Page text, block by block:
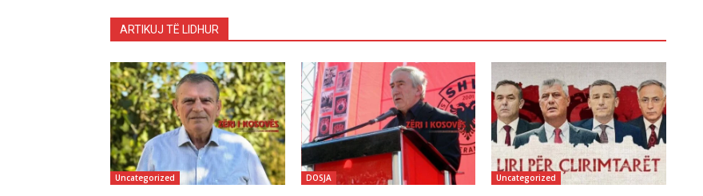
ARTIKUJ TË LIDHUR
Uncategorized DOSJA Uncategorized